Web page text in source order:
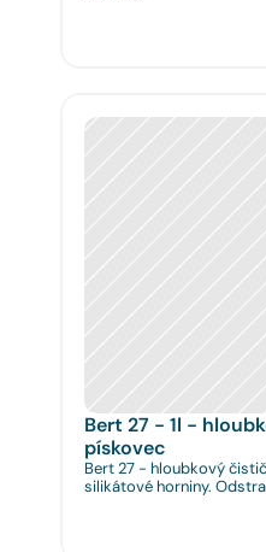
Bert 27 - 1l -
pískovec
Bert 27 - hloubkový
silikátové horniny.